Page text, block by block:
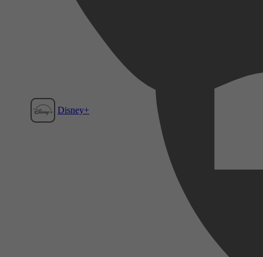
Disney+